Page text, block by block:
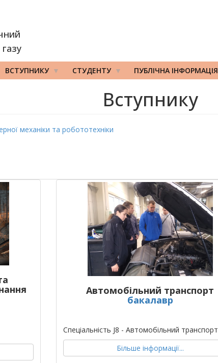
ВСТУПНИКУ СТУДЕНТУ ПУБЛІЧНА ІНФОРМАЦІЯ
Вступнику
механіки та робототехніки
Автомобільний транспорт
бакалавр
Спеціальність J8 - Автомобільний транспорт
Більше інформації...